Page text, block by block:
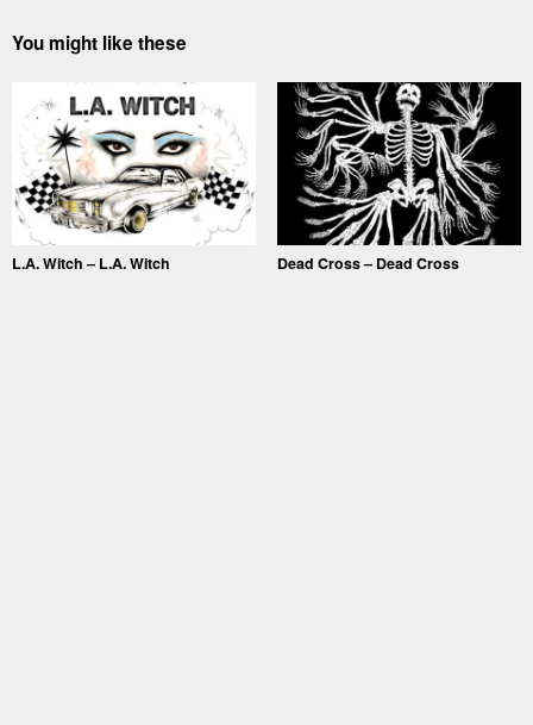
You might like these
L.A. Witch – L.A. Witch Dead Cross – Dead Cross